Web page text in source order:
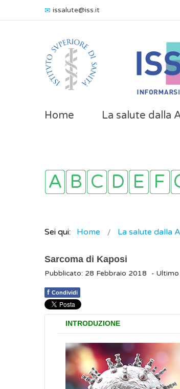
issalute@iss.it
Home La salute dalla
Sei qui: Home La salute dalla
Sarcoma di Kaposi
Pubblicato: 28 Febbraio 2018 -
f Condividi
INTRODUZIONE